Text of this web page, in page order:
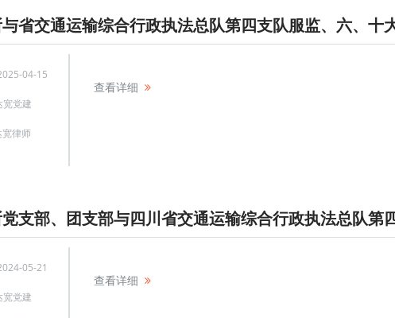
04-15
宽党建
宽律师
查看详细
05-21
宽党建
查看详细